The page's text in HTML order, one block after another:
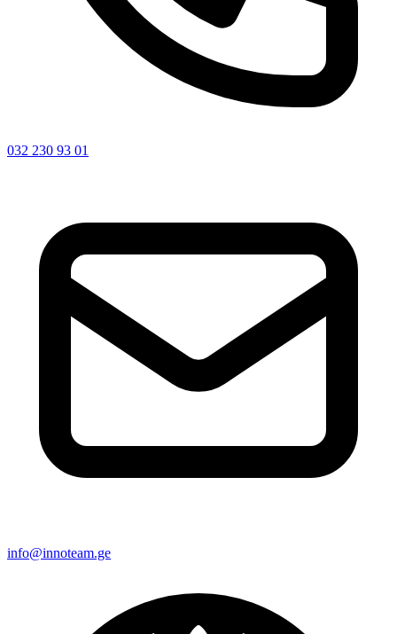
032 230 93 01
info@innoteam.ge